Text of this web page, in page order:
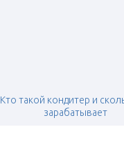
Кто такой кондитер и
зарабатывает